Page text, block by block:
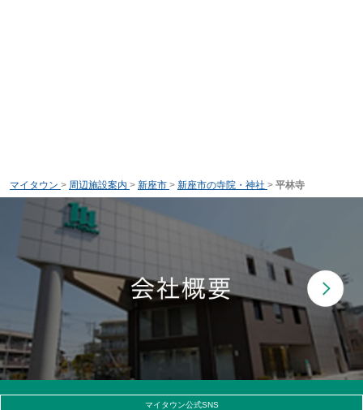
マイタウン > 周辺施設案内 > 新座市 > 新座市の寺院・神社 > 平林寺
マイタウン公式SNS